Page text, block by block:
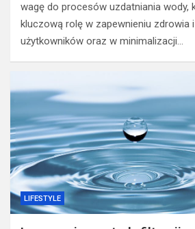
wagę do procesów uzdatniania wody,
kluczową rolę w zapewnieniu zdrowia
użytkowników oraz w minimalizacji…
LIFESTYLE